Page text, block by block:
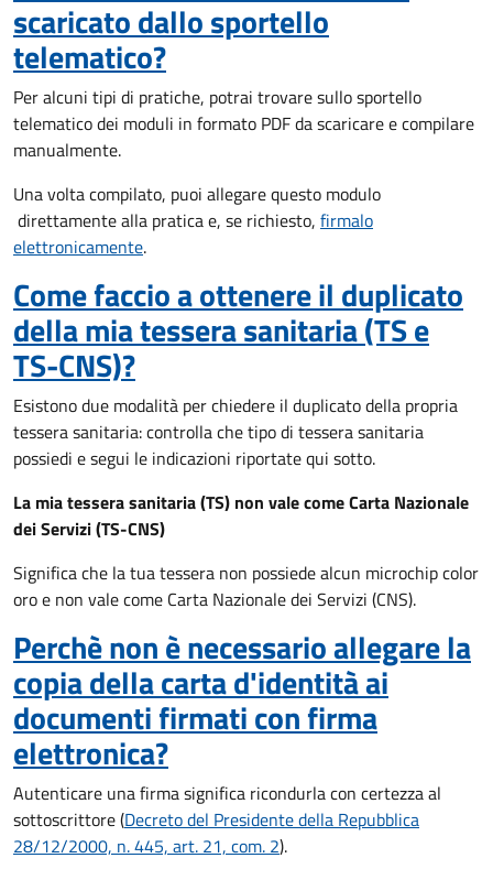
scaricato dallo sportello
telematico?
Per alcuni tipi di pratiche, potrai trovare sullo sportello
telematico dei moduli in formato PDF da scaricare e compilare
manualmente.
Una volta compilato, puoi allegare questo modulo
direttamente alla pratica e, se richiesto, firmalo
elettronicamente.
Come faccio a ottenere il duplicato
della mia tessera sanitaria (TS e
TS-CNS)?
Esistono due modalità per chiedere il duplicato della propria
tessera sanitaria: controlla che tipo di tessera sanitaria
possiedi e segui le indicazioni riportate qui sotto.
La mia tessera sanitaria (TS) non vale come Carta Nazionale
dei Servizi (TS-CNS)
Significa che la tua tessera non possiede alcun microchip color
oro e non vale come Carta Nazionale dei Servizi (CNS).
Perchè non è necessario allegare la
copia della carta d'identità ai
documenti firmati con firma
elettronica?
Autenticare una firma significa ricondurla con certezza al
sottoscrittore (Decreto del Presidente della Repubblica
28/12/2000, n. 445, art. 21, com. 2).